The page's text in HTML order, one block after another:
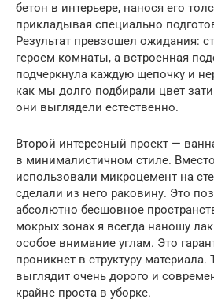
бетон в интерьере, нанося его
прикладывая специально
Результат превзошел ожидания:
героем комнаты, а встроенная
подчеркнула каждую щепочку и
как мы долго подбирали цвет
они выглядели естественно.
Второй интересный проект —
в минималистичном стиле.
использовали микроцемент на
сделали из него раковину. Это
абсолютно бесшовное
мокрых зонах я всегда наношу
особое внимание углам. Это
проникнет в структуру материала.
выглядит очень дорого и
крайне проста в уборке.